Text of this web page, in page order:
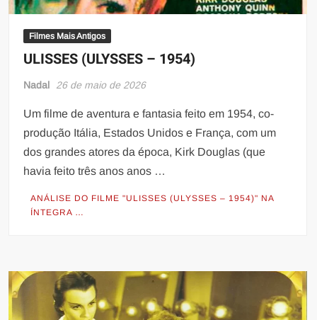
Filmes Mais Antigos
ULISSES (ULYSSES – 1954)
Nadal 26 de maio de 2026
Um filme de aventura e fantasia feito em 1954, co-
produção Itália, Estados Unidos e França, com um
dos grandes atores da época, Kirk Douglas (que
havia feito três anos anos …
ANÁLISE DO FILME "ULISSES (ULYSSES – 1954)" NA
ÍNTEGRA …